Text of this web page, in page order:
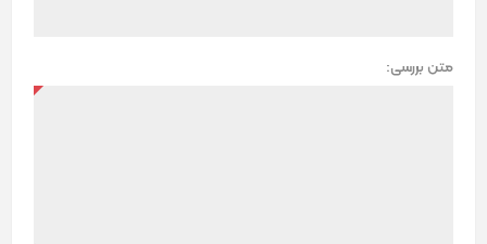
متن بررسی: